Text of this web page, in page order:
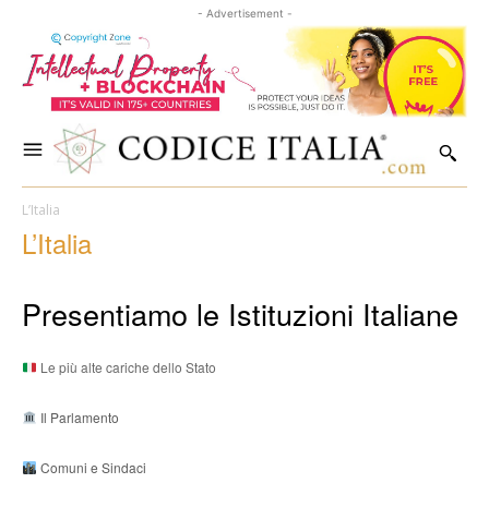
- Advertisement -
L’Italia
L’Italia
Presentiamo le Istituzioni Italiane
Le più alte cariche dello Stato
Il Parlamento
Comuni e Sindaci